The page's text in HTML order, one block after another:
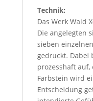
Technik:
Das Werk Wald
Die angelegten
sieben
gedruckt. Dabei
prozesshaft
Farbstein wird
Entscheidung